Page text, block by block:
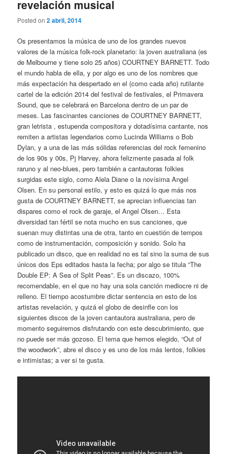
revelación musical
Posted on2 abril, 2014
Os presentamos la música de uno de los grandes nuevos
valores de la música folk-rock planetario: la joven australiana (es
de Melbourne y tiene solo 25 años) COURTNEY BARNETT. Todo
el mundo habla de ella, y por algo es uno de los nombres que
más expectación ha despertado en el (como cada año) rutilante
cartel de la edición 2014 del festival de festivales, el Primavera
Sound, que se celebrará en Barcelona dentro de un par de
meses. Las fascinantes canciones de COURTNEY BARNETT,
gran letrista , estupenda compositora y dotadísima cantante, nos
remiten a artistas legendarios como Lucinda Williams o Bob
Dylan, y a una de las más sólidas referencias del rock femenino
de los 90s y 00s, Pj Harvey, ahora felizmente pasada al folk
raruno y al neo-blues, pero también a cantautoras folkies
surgidas este siglo, como Alela Diane o la novísima Angel
Olsen. En su personal estilo, y esto es quizá lo que más nos
gusta de COURTNEY BARNETT, se aprecian influencias tan
dispares como el rock de garaje, el Angel Olsen… Esta
diversidad tan fértil se nota mucho en sus canciones, que
suenan muy distintas una de otra, tanto en cuestión de tempos
como de instrumentación, composición y sonido. Solo ha
publicado un disco, que en realidad no es tal sino la suma de sus
únicos dos Eps editados hasta la fecha; por algo se titula “The
Double EP: A Sea of Split Peas”. Es un discazo, 100%
recomendable, en el que no hay una sola canción mediocre ni de
relleno. El tiempo acostumbre dictar sentencia en esto de los
artistas revelación, y quizá el globo de desinfle con los
siguientes discos de la joven cantautora australiana, pero de
momento seguiremos disfrutando con este descubrimiento, que
no puede ser más gozoso. El tema que hemos elegido, “Out of
the woodwork”, abre el disco y es uno de los más lentos, folkies
e intimistas; a ver si te gusta.